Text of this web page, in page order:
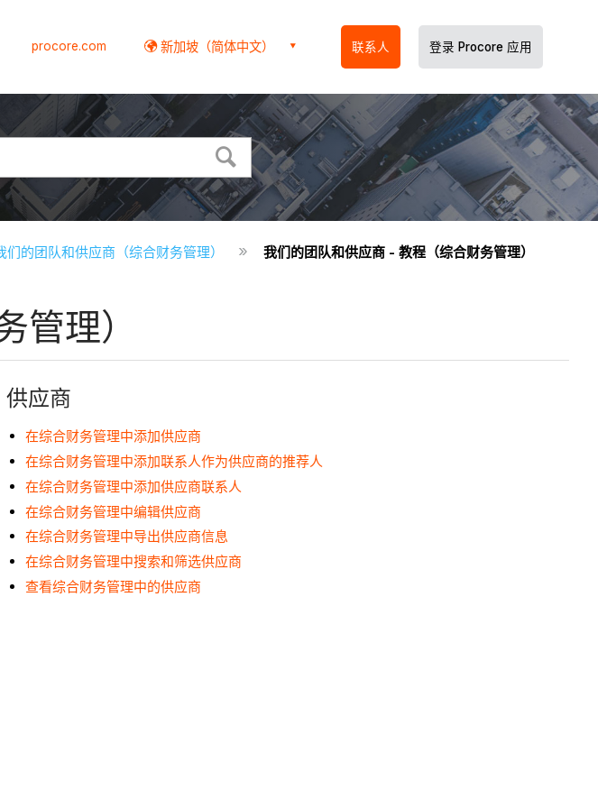
procore.com 新加坡（简体中文） 联系人 登录 Procore 应用
们的团队和供应商（综合财务管理） 我们的团队和供应商 - 教程（综合财务管理）
理）
供应商
在综合财务管理中添加供应商
在综合财务管理中添加联系人作为供应商的推荐人
在综合财务管理中添加供应商联系人
在综合财务管理中编辑供应商
在综合财务管理中导出供应商信息
在综合财务管理中搜索和筛选供应商
查看综合财务管理中的供应商